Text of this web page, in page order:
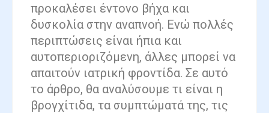
προκαλέσει έντονο βήχα και
δυσκολία στην αναπνοή. Ενώ πολλές
περιπτώσεις είναι ήπια και
αυτοπεριοριζόμενη, άλλες μπορεί να
απαιτούν ιατρική φροντίδα. Σε αυτό
το άρθρο, θα αναλύσουμε τι είναι η
βρογχίτιδα, τα συμπτώματά της, τις